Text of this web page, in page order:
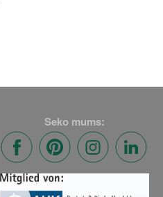
Seko mums: